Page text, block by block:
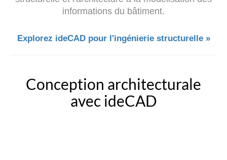
informations du bâtiment.
Explorez ideCAD pour l'ingénierie structurelle »
Conception architecturale
avec ideCAD